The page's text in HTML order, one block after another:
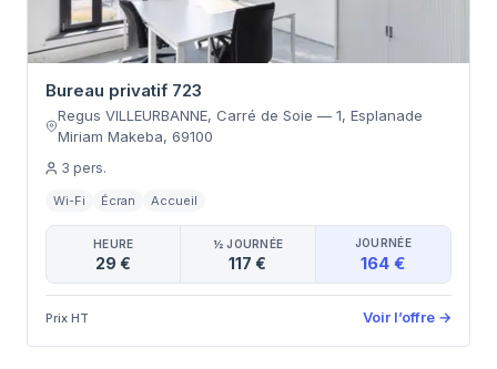
Bureau privatif 723
Regus VILLEURBANNE, Carré de Soie — 1, Esplanade
Miriam Makeba, 69100
3 pers.
Wi-Fi Écran Accueil
HEURE
29 €
½ JOURNÉE
117 €
JOURNÉE
164 €
Prix HT Voir l’offre →